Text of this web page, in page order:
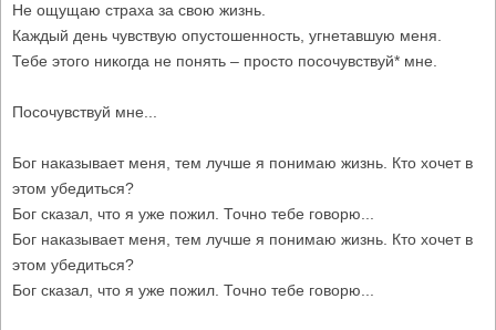
Не ощущаю страха за свою жизнь.
Каждый день чувствую опустошенность, угнетавшую меня.
Тебе этого никогда не понять – просто посочувствуй* мне.
Посочувствуй мне...
Бог наказывает меня, тем лучше я понимаю жизнь. Кто хочет в
этом убедиться?
Бог сказал, что я уже пожил. Точно тебе говорю...
Бог наказывает меня, тем лучше я понимаю жизнь. Кто хочет в
этом убедиться?
Бог сказал, что я уже пожил. Точно тебе говорю...